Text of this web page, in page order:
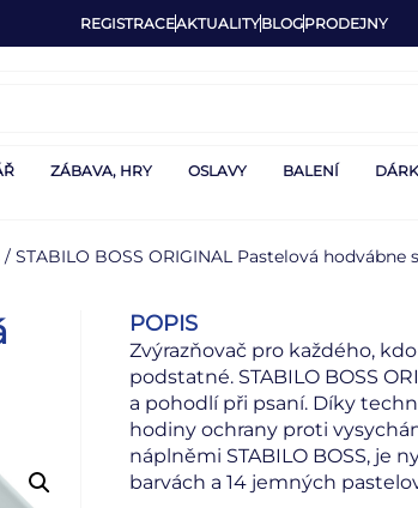
REGISTRACEAKTUALITYBLOGPRODEJNY
ZÁBAVA, HRY OSLAVY BALENÍ
/ STABILO BOSS ORIGINAL Pastelová hodvábne
POPIS
Zvýrazňovač pro každého,
podstatné. STABILO BOSS
a pohodlí při psaní. Díky
hodiny ochrany proti
náplněmi STABILO BOSS, je
barvách a 14 jemných